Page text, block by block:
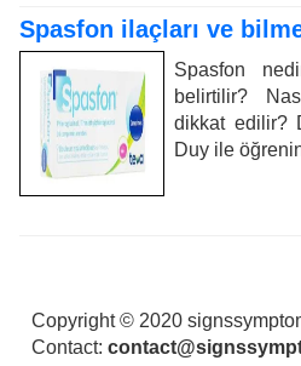
Spasfon ilaçları ve
Spasfon
belirtilir?
dikkat edilir?
Duy ile
Copyright © 2020
Contact: